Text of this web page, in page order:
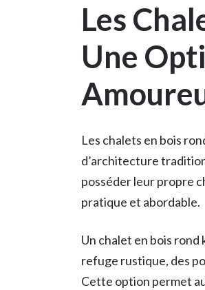
Les
Une
Les chalets en bois
d’architecture
posséder leur propre
pratique et abordable.
Un chalet en bois
refuge rustique, des
Cette option permet